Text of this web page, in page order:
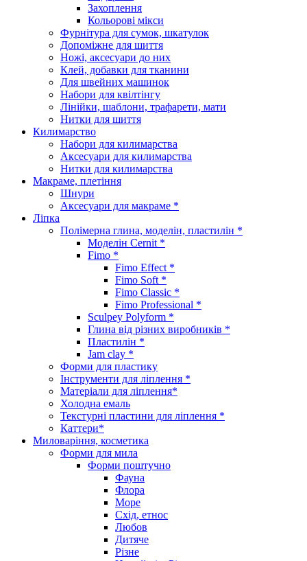
Захоплення
Кольорові мікси
Фурнітура для сумок, шкатулок
Допоміжне для шиття
Ножі, аксесуари до них
Клей, добавки для тканини
Для швейних машинок
Набори для квілтінгу
Лінійки, шаблони, трафарети, мати
Нитки для шиття
Килимарство
Набори для килимарства
Аксесуари для килимарства
Нитки для килимарства
Макраме, плетіння
Шнури
Аксесуари для макраме *
Ліпка
Полімерна глина, моделін, пластилін *
Моделін Cernit *
Fimo *
Fimo Effect *
Fimo Soft *
Fimo Classic *
Fimo Professional *
Sculpey Polyform *
Глина від різних виробників *
Пластилін *
Jam clay *
Форми для пластику
Інструменти для ліплення *
Матеріали для ліплення*
Холодна емаль
Текстурні пластини для ліплення *
Каттери*
Миловаріння, косметика
Форми для мила
Форми поштучно
Фауна
Флора
Море
Схід, етнос
Любов
Дитяче
Різне